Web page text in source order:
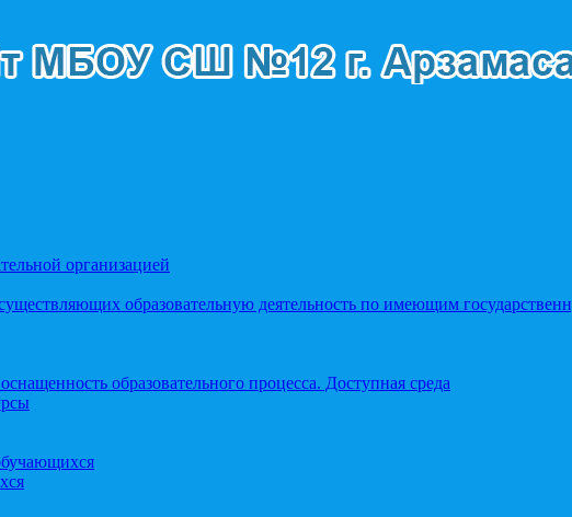
организацией
образовательную деятельность по имеющим
образовательного процесса. Доступная среда